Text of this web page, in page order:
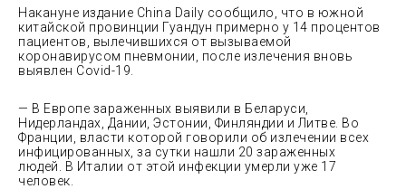
Накануне издание China Daily сообщило, что в южной
китайской провинции Гуандун примерно у 14 процентов
пациентов, вылечившихся от вызываемой
коронавирусом пневмонии, после излечения вновь
выявлен Covid-19.
— В Европе зараженных выявили в Беларуси,
Нидерландах, Дании, Эстонии, Финляндии и Литве. Во
Франции, власти которой говорили об излечении всех
инфицированных, за сутки нашли 20 зараженных
людей. В Италии от этой инфекции умерли уже 17
человек.